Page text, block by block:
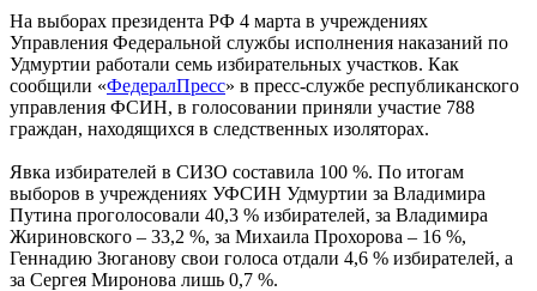
На выборах президента РФ 4 марта в учреждениях
Управления Федеральной службы исполнения наказаний по
Удмуртии работали семь избирательных участков. Как
сообщили «ФедералПресс» в пресс-службе республиканского
управления ФСИН, в голосовании приняли участие 788
граждан, находящихся в следственных изоляторах.
Явка избирателей в СИЗО составила 100 %. По итогам
выборов в учреждениях УФСИН Удмуртии за Владимира
Путина проголосовали 40,3 % избирателей, за Владимира
Жириновского – 33,2 %, за Михаила Прохорова – 16 %,
Геннадию Зюганову свои голоса отдали 4,6 % избирателей, а
за Сергея Миронова лишь 0,7 %.